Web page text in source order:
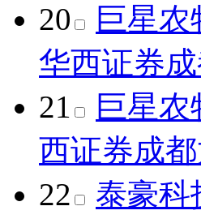
20
巨星农
华西证券
21
巨星农
西证券成
22
泰豪科